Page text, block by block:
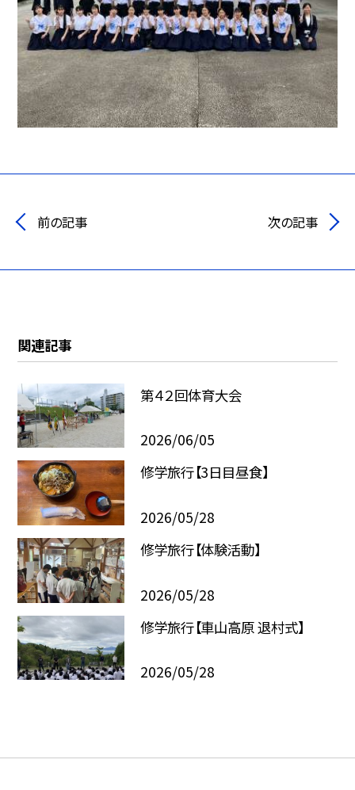
前の記事 次の記事
関連記事
第４２回体育大会
2026/06/05
修学旅行【3日目昼食】
2026/05/28
修学旅行【体験活動】
2026/05/28
修学旅行【車山高原 退村式】
2026/05/28